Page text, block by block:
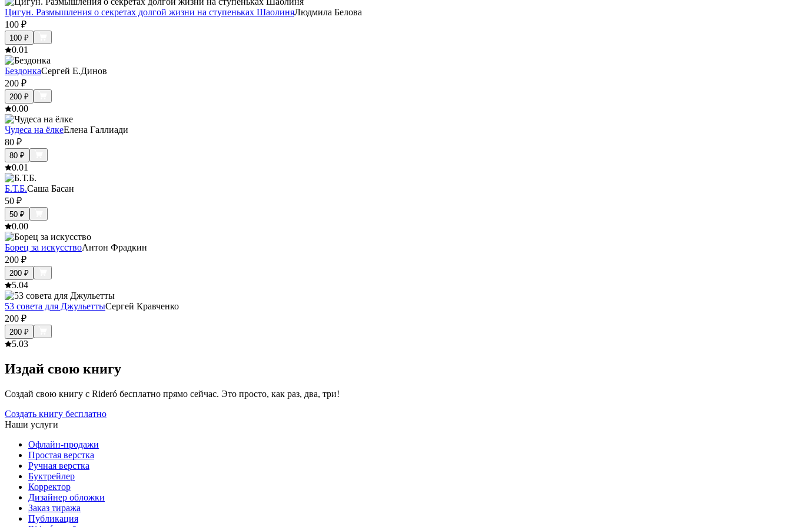
Цигун. Размышления о секретах долгой жизни на ступеньках ШаолиняЛюдмила Белова
100 ₽
100 ₽
0.01
БездонкаСергей Е.Динов
200 ₽
200 ₽
0.00
Чудеса на ёлкеЕлена Галлиади
80 ₽
80 ₽
0.01
Б.Т.Б.Саша Басан
50 ₽
50 ₽
0.00
Борец за искусствоАнтон Фрадкин
200 ₽
200 ₽
5.04
53 совета для ДжульеттыСергей Кравченко
200 ₽
200 ₽
5.03
Издай свою книгу
Создай свою книгу с Rideró бесплатно прямо сейчас. Это просто, как раз, два, три!
Создать книгу бесплатно
Наши услуги
Офлайн-продажи
Простая верстка
Ручная верстка
Буктрейлер
Корректор
Дизайнер обложки
Заказ тиража
Публикация